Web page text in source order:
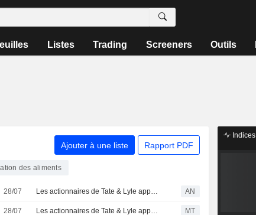
Listes Trading Screeners Outils
Ajouter à une liste Rapport PDF
des aliments
28/07 Les actionnaires de Tate & Lyle approuvent le rachat par Ingredion AN
28/07 Les actionnaires de Tate & Lyle approuvent le rachat par Ingredion MT
Indices